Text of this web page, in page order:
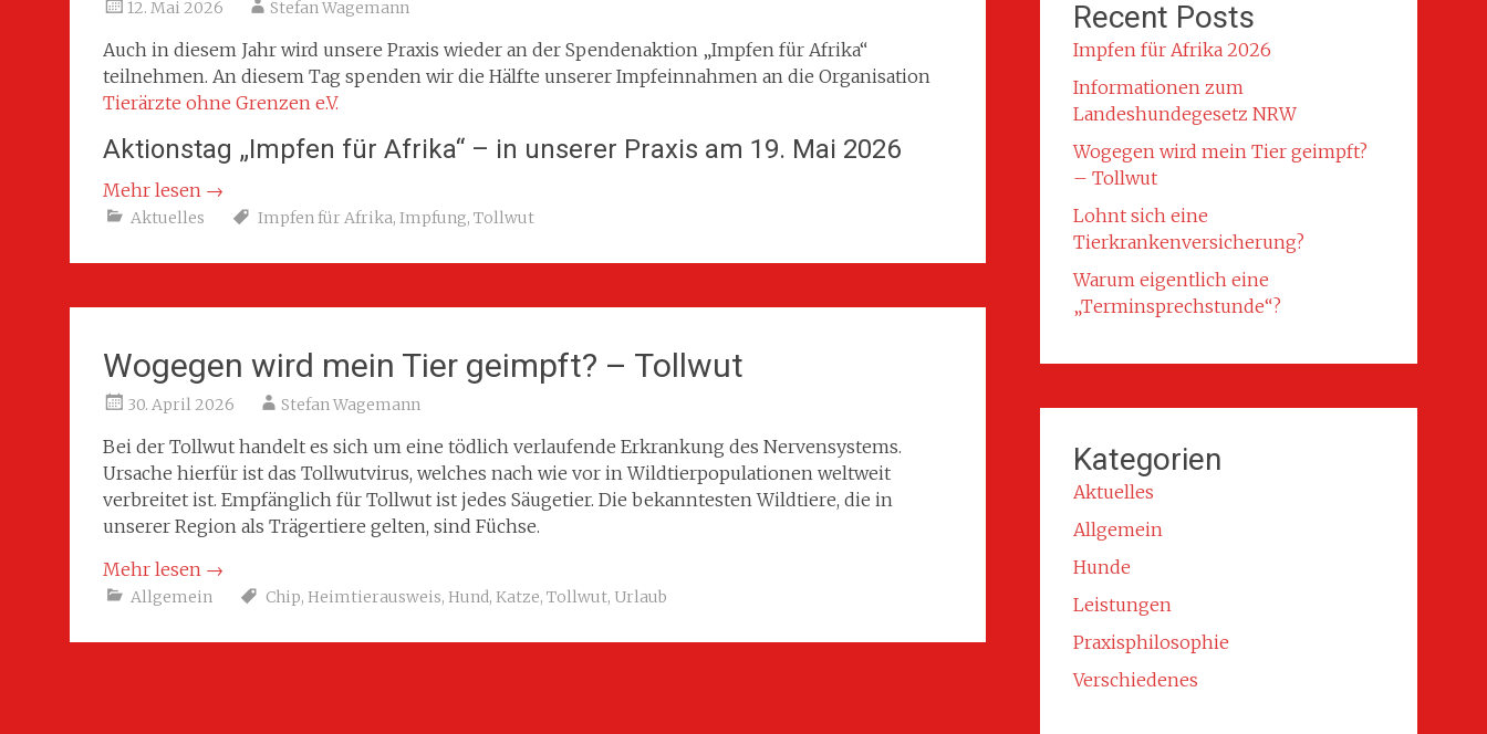
12. Mai 2026 Stefan Wagemann
Auch in diesem Jahr wird unsere Praxis wieder an der Spendenaktion „Impfen für Afrika“
teilnehmen. An diesem Tag spenden wir die Hälfte unserer Impfeinnahmen an die Organisation
Tierärzte ohne Grenzen e.V.
Aktionstag „Impfen für Afrika“ – in unserer Praxis am 19. Mai 2026
Mehr lesen →
Aktuelles Impfen für Afrika, Impfung, Tollwut
Wogegen wird mein Tier geimpft? – Tollwut
30. April 2026 Stefan Wagemann
Bei der Tollwut handelt es sich um eine tödlich verlaufende Erkrankung des Nervensystems.
Ursache hierfür ist das Tollwutvirus, welches nach wie vor in Wildtierpopulationen weltweit
verbreitet ist. Empfänglich für Tollwut ist jedes Säugetier. Die bekanntesten Wildtiere, die in
unserer Region als Trägertiere gelten, sind Füchse.
Mehr lesen →
Allgemein Chip, Heimtierausweis, Hund, Katze, Tollwut, Urlaub
Recent Posts
Impfen für Afrika 2026
Informationen zum
Landeshundegesetz NRW
Wogegen wird mein Tier geimpft?
– Tollwut
Lohnt sich eine
Tierkrankenversicherung?
Warum eigentlich eine
„Terminsprechstunde“?
Kategorien
Aktuelles
Allgemein
Hunde
Leistungen
Praxisphilosophie
Verschiedenes